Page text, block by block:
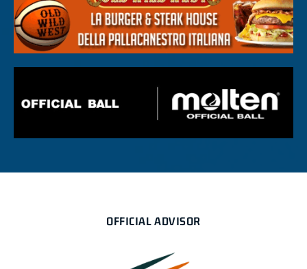
OFFICIAL ADVISOR